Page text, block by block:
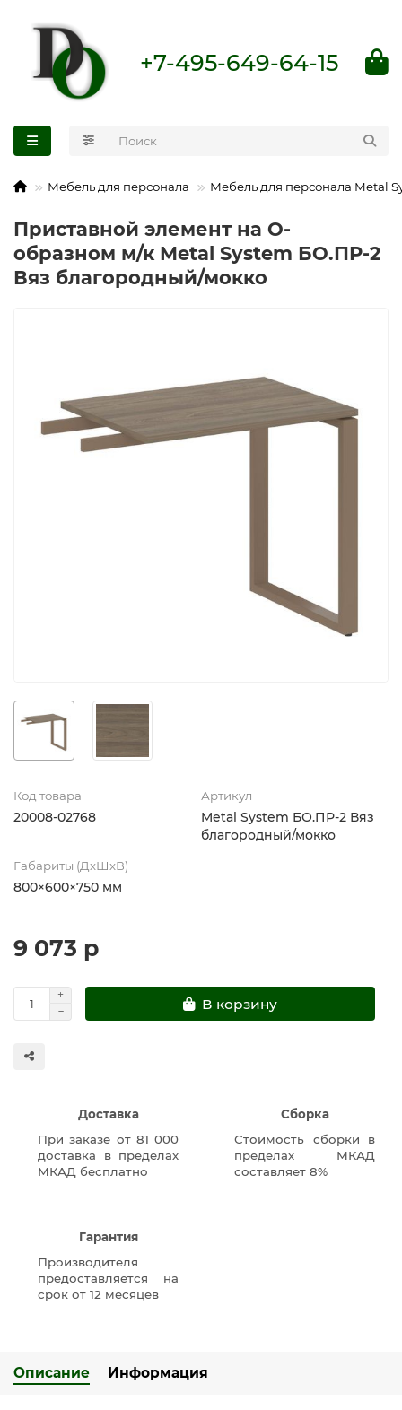
+7-495-649-64-15
Мебель для персонала Мебель для персонала Metal
Приставной элемент на О-
образном м/к Metal System БО.ПР-2
Вяз благородный/мокко
Код товара
20008-02768
Артикул
Metal System БО.ПР-2 Вяз
благородный/мокко
Габариты (ДхШхВ)
800×600×750 мм
9 073 р
В корзину
Доставка
При заказе от 81 000
доставка в пределах
МКАД бесплатно
Сборка
Стоимость сборки в
пределах МКАД
составляет 8%
Гарантия
Производителя
предоставляется на
срок от 12 месяцев
Описание Информация